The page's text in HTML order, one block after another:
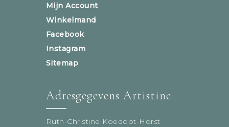
Mijn Account
Winkelmand
Facebook
Instagram
Sitemap
Adresgegevens Artistine
Ruth-Christine Koedoot-Horst